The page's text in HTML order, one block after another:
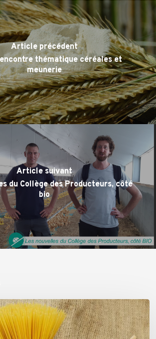
Article précédent
thématique céréales et
meunerie
Article suivant
du Collège des Producteurs, côté
bio